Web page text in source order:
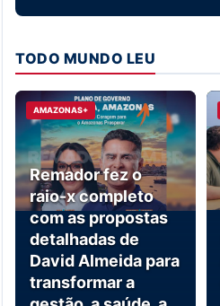
TODO MUNDO LEU
AMAZONAS+
Remador fez o
raio-x completo
com as propostas
detalhadas de
David Almeida para
transformar a